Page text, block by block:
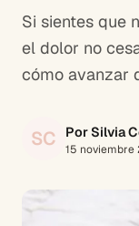
Si sientes que
el dolor no
cómo avanzar
SC Por Silvia
15 noviembre